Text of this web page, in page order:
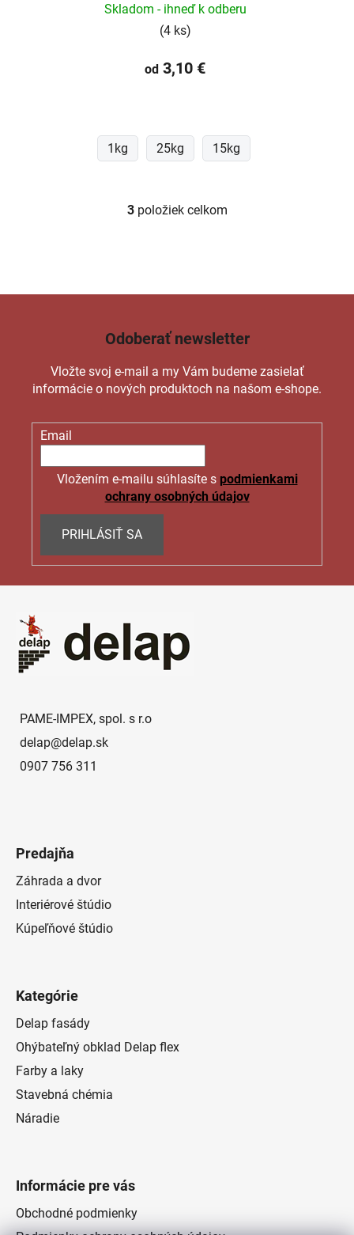
Skladom - ihneď k odberu
(4 ks)
od 3,10 €
1kg 25kg 15kg
O
i
p
r
k
y
ý
p
3položiek celkom
Odoberať newsletter
Vložte svoj e-mail a my Vám budeme zasielať
informácie o nových produktoch na našom e-shope.
Email
Vložením e-mailu súhlasíte s podmienkami
ochrany osobných údajov
PRIHLÁSIŤ SA
PAME-IMPEX, spol. s r.o
delap@delap.sk
0907 756 311
Predajňa
Záhrada a dvor
Interiérové štúdio
Kúpeľňové štúdio
Kategórie
Delap fasády
Ohýbateľný obklad Delap flex
Farby a laky
Stavebná chémia
Náradie
Informácie pre vás
Obchodné podmienky